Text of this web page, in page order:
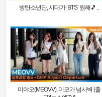
방탄소년단, 시대가 ‘BTS’ 원해🎵 ..
미야오(MEOVV), 미모가 넘사벽 (출